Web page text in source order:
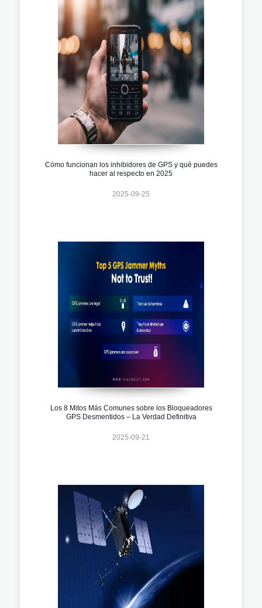
Cómo funcionan los inhibidores de GPS y qué puedes
hacer al respecto en 2025
2025-09-25
Los 8 Mitos Más Comunes sobre los Bloqueadores
GPS Desmentidos – La Verdad Definitiva
2025-09-21